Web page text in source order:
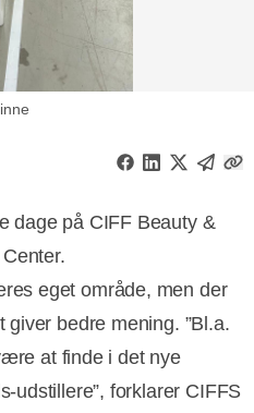
dage på CIFF Beauty &
eget område, men der
bedre mening. ”Bl.a.
at finde i det nye
udstillere”, forklarer CIFFS